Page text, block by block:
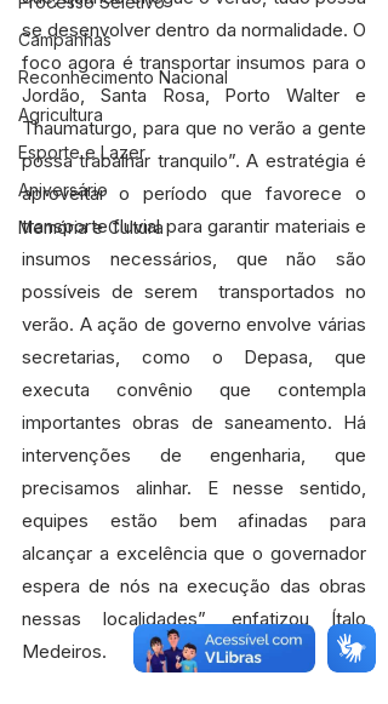
Campanhas
Reconhecimento Nacional
Agricultura
Esporte e Lazer
Aniversário
Memória e Cultura
se desenvolver dentro da normalidade. O
foco agora é transportar insumos para o
Jordão, Santa Rosa, Porto Walter e
Thaumaturgo, para que no verão a gente
possa trabalhar tranquilo”. A estratégia é
aproveitar o período que favorece o
transporte fluvial para garantir materiais e
insumos necessários, que não são
possíveis de serem  transportados no
verão. A ação de governo envolve várias
secretarias, como o Depasa, que
executa convênio que contempla
importantes obras de saneamento. Há
intervenções de engenharia, que
precisamos alinhar. E nesse sentido,
equipes estão bem afinadas para
alcançar a excelência que o governador
espera de nós na execução das obras
nessas localidades”, enfatizou Ítalo
Medeiros.